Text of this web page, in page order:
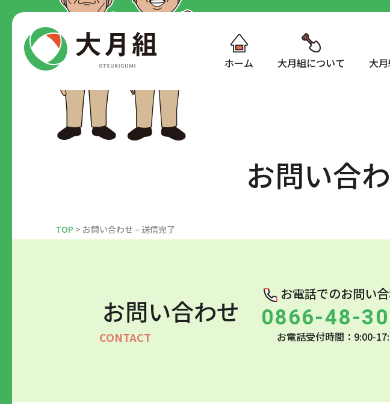
ホーム 大月組について 大
お問い合
TOP > お問い合わせ – 送信完了
お問い合わせ
お電話でのお問い
0866-48-
お電話受付時間：9:00-